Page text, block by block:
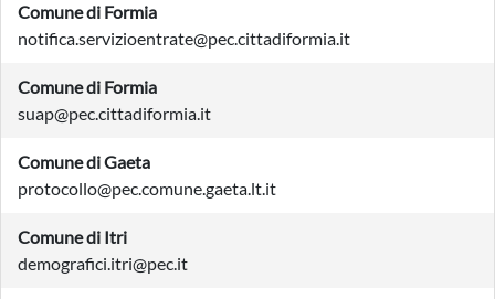
Comune di Formia
notifica.servizioentrate@pec.cittadiformia.it
Comune di Formia
suap@pec.cittadiformia.it
Comune di Gaeta
protocollo@pec.comune.gaeta.lt.it
Comune di Itri
demografici.itri@pec.it